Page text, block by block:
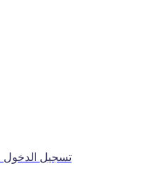
تسجيل الدخول